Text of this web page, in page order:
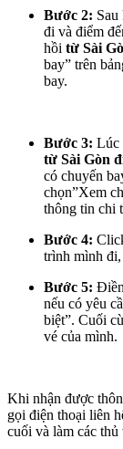
Bước 2:
đi và điểm
hồi từ Sài
bay” trên
bay.
Bước 3: Lúc
từ Sài Gòn
có chuyến
chọn”Xem
thông tin chi
Bước 4:
trình mình đi,
Bước 5:
nếu có yêu
biệt”. Cuối
vé của mình.
Khi nhận được
gọi điện thoại liên
cuối và làm các thủ